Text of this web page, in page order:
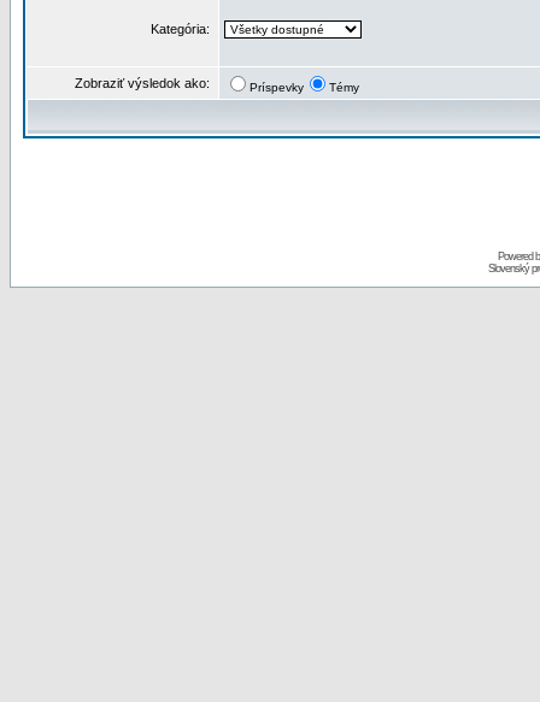
Kategória:
Zobraziť výsledok ako: Príspevky Témy
Powered
Slovenský